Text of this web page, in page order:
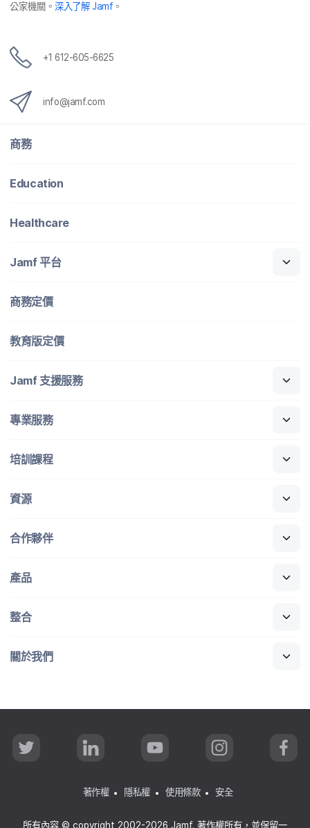
公家​機關。深入​了​解Jamf。
+1 612-605-6625
info@jamf.com
商務
Education
Healthcare
Jamf平​台
商務定​價
教育版定​價
Jamf 支援​服務
專業​服務
培訓​課程
資源
合作​夥伴
產品
整合
關於​我們
所有​內容 © copyright 2002-2026 Jamf. 著​作權​所有，​並​保留​一​
著作權 隱私權 使用條款 安全
T
w
L
i
e
d
n
Y
o
u
b
I
n
a
g
a
F
a
k